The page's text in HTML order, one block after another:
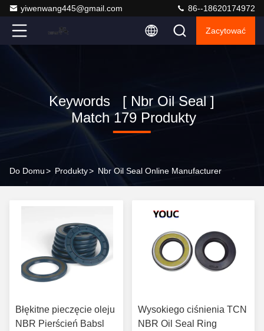
yiwenwang445@gmail.com 86--18620174972
Zacytować
Keywords [ Nbr Oil Seal ]
Match 179 Produkty
Do Domu> Produkty> Nbr Oil Seal Online Manufacturer
Błękitne pieczęcie oleju
NBR Pierścień Babsl
Wysokiego ciśnienia TCN
NBR Oil Seal Ring